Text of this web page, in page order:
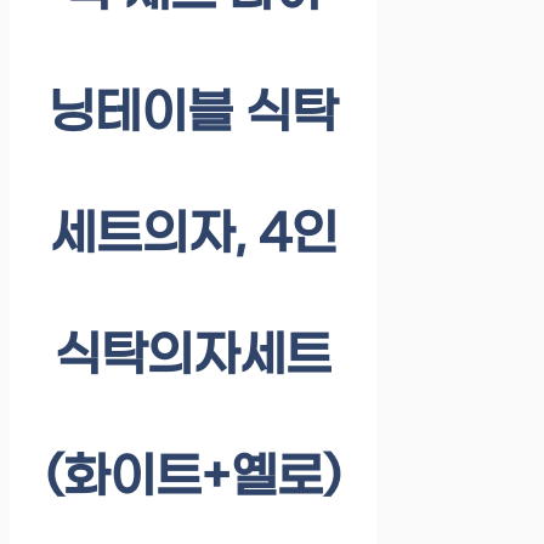
닝테이블 식탁
세트의자, 4인
식탁의자세트
(화이트+옐로)